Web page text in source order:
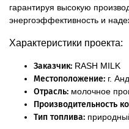
гарантируя высокую
энергоэффективность и
Характеристики проекта:
Заказчик: RASH MILK
Местоположение: г.
Отрасль: молочное
Производительность
Тип топлива: